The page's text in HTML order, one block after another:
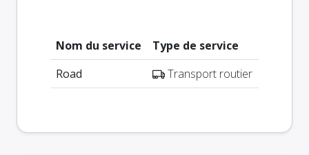
Nom du service
Type de service
Road
Transport routier